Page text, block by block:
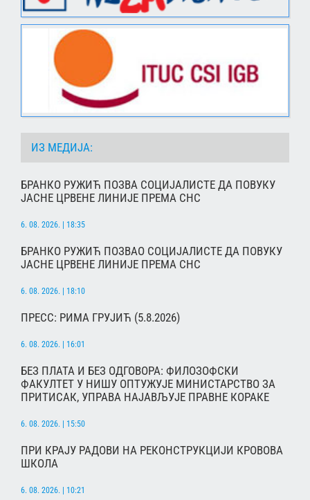
ИЗ МЕДИЈА:
БРАНКО РУЖИЋ ПОЗВА СОЦИЈАЛИСТЕ ДА ПОВУКУ
ЈАСНЕ ЦРВЕНЕ ЛИНИЈЕ ПРЕМА СНС
6. 08. 2026. | 18:35
БРАНКО РУЖИЋ ПОЗВАО СОЦИЈАЛИСТЕ ДА ПОВУКУ
ЈАСНЕ ЦРВЕНЕ ЛИНИЈЕ ПРЕМА СНС
6. 08. 2026. | 18:10
ПРЕСС: РИМА ГРУЈИЋ (5.8.2026)
6. 08. 2026. | 16:01
БЕЗ ПЛАТА И БЕЗ ОДГОВОРА: ФИЛОЗОФСКИ
ФАКУЛТЕТ У НИШУ ОПТУЖУЈЕ МИНИСТАРСТВО ЗА
ПРИТИСАК, УПРАВА НАЈАВЉУЈЕ ПРАВНЕ КОРАКЕ
6. 08. 2026. | 15:50
ПРИ КРАЈУ РАДОВИ НА РЕКОНСТРУКЦИЈИ КРОВОВА
ШКОЛА
6. 08. 2026. | 10:21